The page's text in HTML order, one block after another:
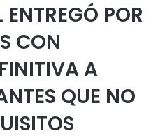
POR
CON
A
QUE NO